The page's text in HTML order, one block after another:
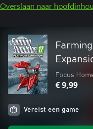
Overslaan naar
Focus
€ 9,99
Vereist een game